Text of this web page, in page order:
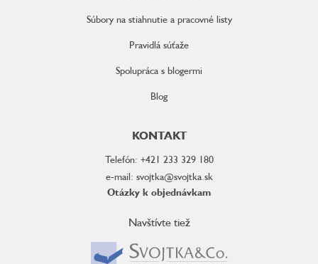
Súbory na stiahnutie a pracovné listy
Pravidlá súťaže
Spolupráca s blogermi
Blog
KONTAKT
Telefón: +421 233 329 180
e-mail: svojtka@svojtka.sk
Otázky k objednávkam
Navštívte tiež